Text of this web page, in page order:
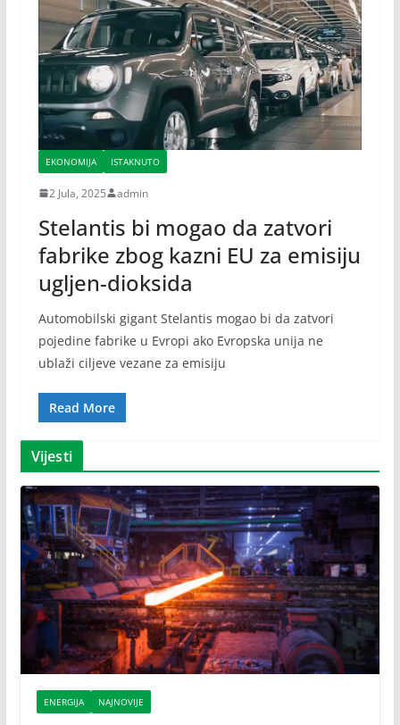
EKONOMIJA ISTAKNUTO
2 Jula, 2025 admin
Stelantis bi mogao da zatvori
fabrike zbog kazni EU za emisiju
ugljen-dioksida
Automobilski gigant Stelantis mogao bi da zatvori
pojedine fabrike u Evropi ako Evropska unija ne
ublaži ciljeve vezane za emisiju
Read More
Vijesti
ENERGIJA NAJNOVIJE